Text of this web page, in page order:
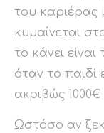
του καριέρας
κυμαίνεται
το κάνει
όταν το παιδί
ακριβώς 1000€
Ωστόσο αν